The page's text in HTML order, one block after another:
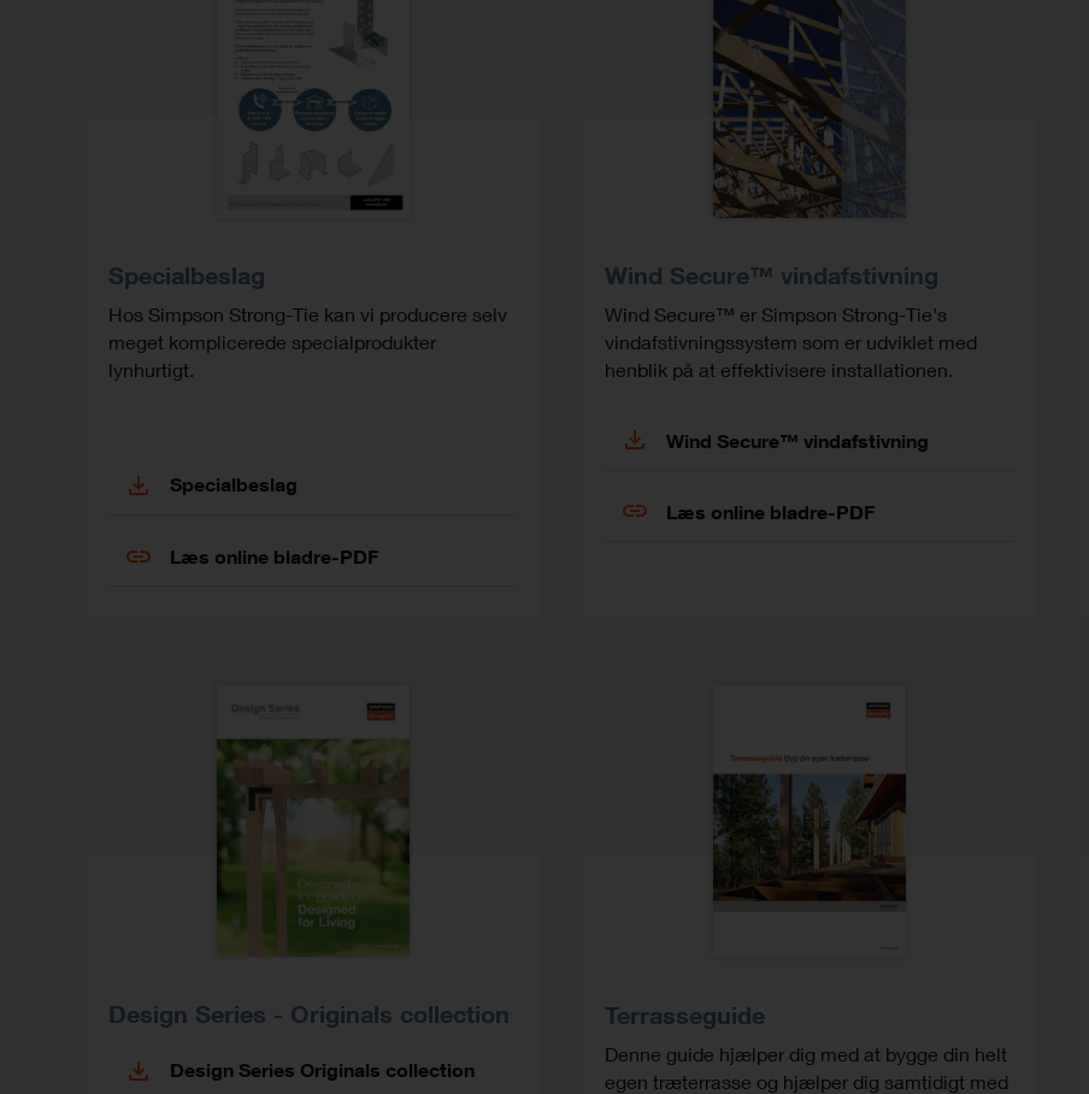
Specialbeslag
Hos Simpson Strong-Tie kan vi producere selv
meget komplicerede specialprodukter
lynhurtigt.
Specialbeslag
Læs online bladre-PDF
Wind Secure™ vindafstivning
Wind Secure™ er Simpson Strong-Tie's
vindafstivningssystem som er udviklet med
henblik på at effektivisere installationen.
Wind Secure™ vindafstivning
Læs online bladre-PDF
Design Series - Originals collection
Design Series Originals collection
Terrasseguide
Denne guide hjælper dig med at bygge din helt
egen træterrasse og hjælper dig samtidigt med